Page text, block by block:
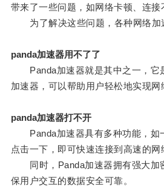
带来了一些问题，如网络卡顿、连接
为了解决这些问题，各种网络加
panda加速器用不了了
Panda加速器就是其中之一，它
加速器，可以帮助用户轻松地实现网
panda加速器打不开
Panda加速器具有多种功能，如
点击一下，即可快速连接到高速的网
同时，Panda加速器拥有强大加
保用户交互的数据安全可靠。